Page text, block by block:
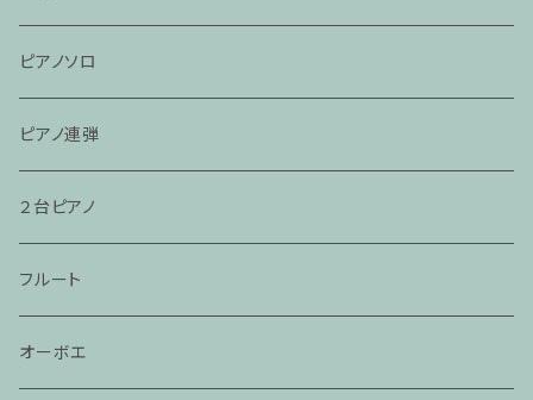
ピアノソロ
ピアノ連弾
２台ピアノ
フルート
オーボエ